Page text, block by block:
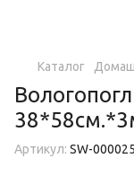
Каталог
Артикул: SW-